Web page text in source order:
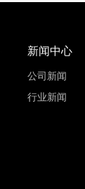
新闻中心
公司新闻
行业新闻